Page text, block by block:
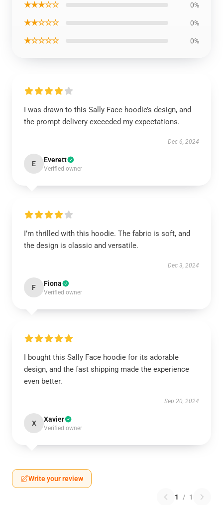
★★★☆☆ 0%
★★☆☆☆ 0%
★☆☆☆☆ 0%
I was drawn to this Sally Face hoodie’s design, and
the prompt delivery exceeded my expectations.
Dec 6, 2024
E Everett
Verified owner
I’m thrilled with this hoodie. The fabric is soft, and
the design is classic and versatile.
Dec 3, 2024
F Fiona
Verified owner
I bought this Sally Face hoodie for its adorable
design, and the fast shipping made the experience
even better.
Sep 20, 2024
X Xavier
Verified owner
Write your review
1 / 1